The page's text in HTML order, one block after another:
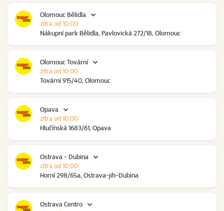
Olomouc Bělidla
Nákupní park Bělidla, Pavlovická 272/18, Olomouc
zítra od 10:00
Olomouc Tovární
Tovární 915/40, Olomouc
zítra od 10:00
Opava
Hlučínská 1683/61, Opava
zítra od 10:00
Ostrava - Dubina
Horní 298/65a, Ostrava-jih-Dubina
zítra od 10:00
Ostrava Centro